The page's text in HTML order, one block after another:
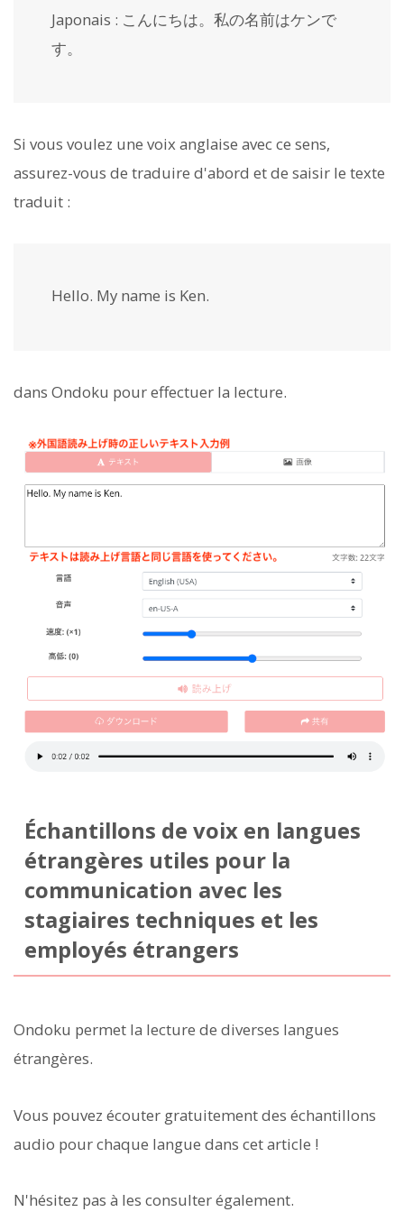
Japonais : こんにちは。私の名前はケンで
す。
Si vous voulez une voix anglaise avec ce sens,
assurez-vous de traduire d'abord et de saisir le texte
traduit :
Hello. My name is Ken.
dans Ondoku pour effectuer la lecture.
Échantillons de voix en langues
étrangères utiles pour la
communication avec les
stagiaires techniques et les
employés étrangers
Ondoku permet la lecture de diverses langues
étrangères.
Vous pouvez écouter gratuitement des échantillons
audio pour chaque langue dans cet article !
N'hésitez pas à les consulter également.